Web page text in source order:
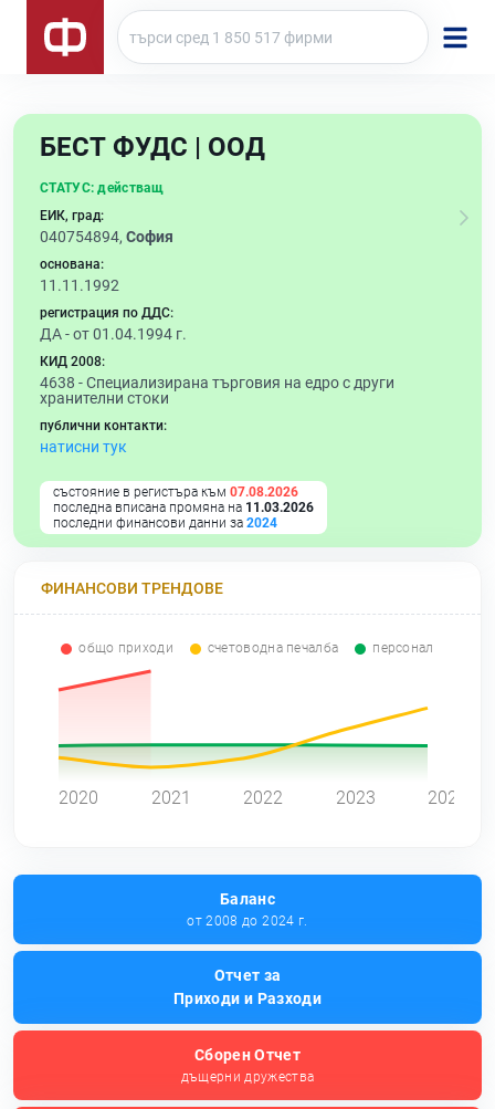
БЕСТ ФУДС | ООД
СТАТУС: действащ
ЕИК, град:
040754894, София
основана:
11.11.1992
регистрация по ДДС:
ДА - от 01.04.1994 г.
КИД 2008:
4638 -Специализирана търговия на едро с други
хранителни стоки
публични контакти:
натисни тук
състояние в регистъра към 07.08.2026
последна вписана промяна на 11.03.2026
последни финансови данни за 2024
ФИНАНСОВИ ТРЕНДОВЕ
общо приходи счетоводна печалба персонал
2020 2021 2022 2023 2024
Баланс
от 2008 до 2024 г.
Отчет за
Приходи и Разходи
Сборен Отчет
дъщерни дружества